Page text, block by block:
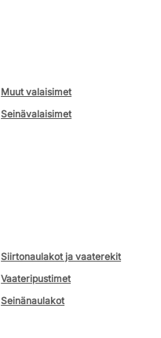
Muut valaisimet
Seinävalaisimet
Siirtonaulakot ja vaaterekit
Vaateripustimet
Seinänaulakot